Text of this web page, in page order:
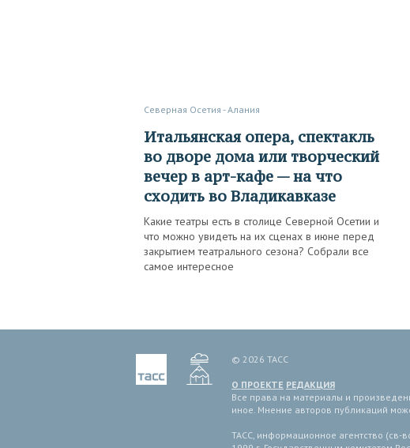
Северная Осетия - Алания
Итальянская опера, спектакль
во дворе дома или творческий
вечер в арт-кафе — на что
сходить во Владикавказе
Какие театры есть в столице Северной Осетии и
что можно увидеть на их сценах в июне перед
закрытием театрального сезона? Собрали все
самое интересное
© 2026 ТАСС
О ПРОЕКТЕ РЕДАКЦИЯ
Все права на материалы и
иное. Мнение авторов публикаций
ТАСС, информационное агентство